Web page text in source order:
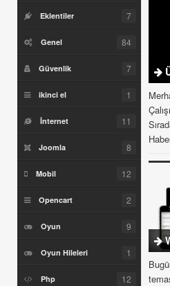
Eklentiler 7
Genel 84
Güvenlik 7
ikinci el 1
İnternet 11
Joomla 8
Mobil 12
Opencart 2
Oyun 9
Oyun Hileleri 1
Php 12